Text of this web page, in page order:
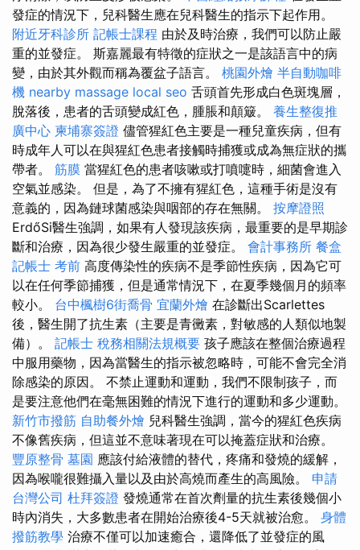
發症的情況下，兒科醫生應在兒科醫生的指示下起作用。
附近牙科診所 記帳士課程 由於及時治療，我們可以防止嚴
重的並發症。 斯嘉麗最有特徵的症狀之一是該語言中的病
變，由於其外觀而稱為覆盆子語言。 桃園外燴 半自動咖啡
機 nearby massage local seo 舌頭首先形成白色斑塊層，
脫落後，患者的舌頭變成紅色，腫脹和顛簸。 養生整復推
廣中心 柬埔寨簽證 儘管猩紅色主要是一種兒童疾病，但有
時成年人可以在與猩紅色患者接觸時捕獲或成為無症狀的攜
帶者。 筋膜 當猩紅色的患者咳嗽或打噴嚏時，細菌會進入
空氣並感染。 但是，為了不擁有猩紅色，這種手術是沒有
意義的，因為鏈球菌感染與咽部的存在無關。 按摩證照
ErdőSi醫生強調，如果有人發現該疾病，最重要的是早期診
斷和治療，因為很少發生嚴重的並發症。 會計事務所 餐盒
記帳士 考前 高度傳染性的疾病不是季節性疾病，因為它可
以在任何季節捕獲，但是通常情況下，在夏季幾個月的頻率
較小。 台中楓樹6街喬骨 宜蘭外燴 在診斷出Scarlettes
後，醫生開了抗生素（主要是青黴素，對敏感的人類似地製
備）。 記帳士 稅務相關法規概要 孩子應該在整個治療過程
中服用藥物，因為當醫生的指示被忽略時，可能不會完全消
除感染的原因。 不禁止運動和運動，我們不限制孩子，而
是要注意他們在毫無困難的情況下進行的運動和多少運動。
新竹市撥筋 自助餐外燴 兒科醫生強調，當今的猩紅色疾病
不像舊疾病，但這並不意味著現在可以掩蓋症狀和治療。
豐原整骨 墓園 應該付給液體的替代，疼痛和發燒的緩解，
因為喉嚨很難攝入量以及由於高燒而產生的高風險。 申請
台灣公司 杜拜簽證 發燒通常在首次劑量的抗生素後幾個小
時內消失，大多數患者在開始治療後4-5天就被治愈。 身體
撥筋教學 治療不僅可以加速癒合，還降低了並發症的風